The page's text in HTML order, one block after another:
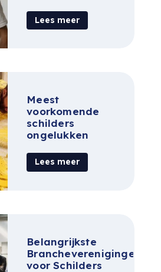
Lees meer
Meest
voorkomende
schilders
ongelukken
Lees meer
Belangrijkste
Brancheverenigingen
voor Schilders